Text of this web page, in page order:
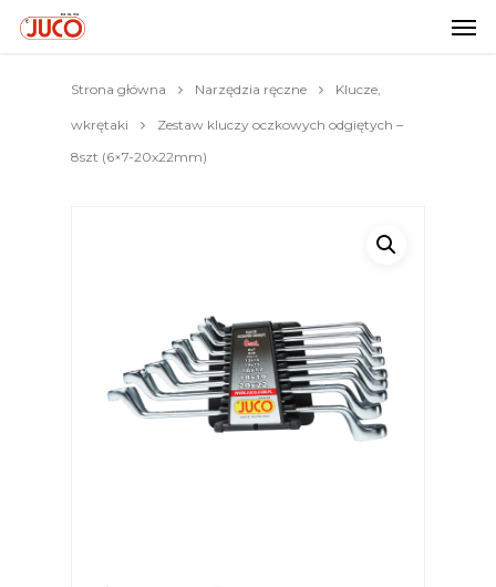
Strona główna Narzędzia ręczne Klucze,
wkrętaki
Zestaw kluczy oczkowych odgiętych –
8szt (6×7-20x22mm)